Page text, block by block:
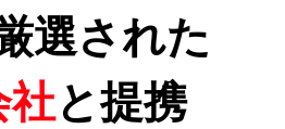
選された
社と提携